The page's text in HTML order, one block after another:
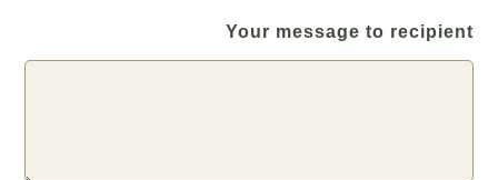
Your message to recipient